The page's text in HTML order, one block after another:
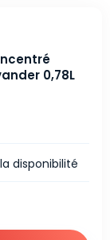
0,78L
disponibilité